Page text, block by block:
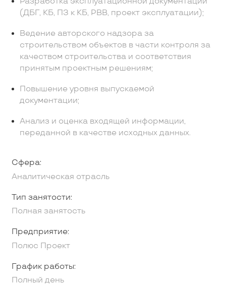
(ДБГ, КБ, ПЗ к КБ, РВВ, проект эксплуатации);
Ведение авторского надзора за
строительством объектов в части контроля за
качеством строительства и соответствия
принятым проектным решениям;
Повышение уровня выпускаемой
документации;
Анализ и оценка входящей информации,
переданной в качестве исходных данных.
Сфера:
Аналитическая отрасль
Тип занятости:
Полная занятость
Предприятие:
Полюс Проект
График работы:
Полный день